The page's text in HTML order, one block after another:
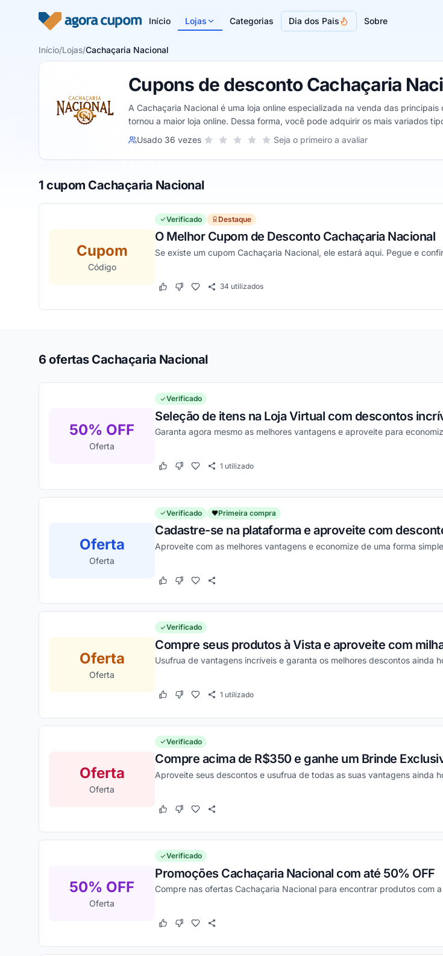
Início Lojas Categorias Dia dos Pais Sobre
Início/Lojas/Cachaçaria Nacional
Cupons de desconto Cachaçaria
A Cachaçaria Nacional é uma loja online especializada na venda das
tornou a maior loja online. Dessa forma, você pode adquirir os mais variados
Usado 36 vezesSua nota para Cachaçaria Nacional, de 1 a 5 estrelas
5 estrelas
4 estrelas
3 estrelas
2 estrelas
1 estrela Seja o primeiro a avaliar
1 cupom Cachaçaria Nacional
Cupom
Código
Verificado Destaque
O Melhor Cupom de Desconto Cachaçaria Nacional
Se existe um cupom Cachaçaria Nacional, ele estará aqui. Pegue e
Este cupom funcionou
Este cupom não funcionou
34 utilizados
6 ofertas Cachaçaria Nacional
50% OFF
Oferta
Verificado
Seleção de itens na Loja Virtual com descontos
Garanta agora mesmo as melhores vantagens e aproveite para
Este cupom funcionou
Este cupom não funcionou
1 utilizado
Oferta
Oferta
Verificado Primeira compra
Cadastre-se na plataforma e aproveite com
Aproveite com as melhores vantagens e economize de uma forma
Este cupom funcionou
Este cupom não funcionou
Oferta
Oferta
Verificado
Compre seus produtos à Vista e aproveite com
Usufrua de vantagens incríveis e garanta os melhores descontos ainda
Este cupom funcionou
Este cupom não funcionou
1 utilizado
Oferta
Oferta
Verificado
Compre acima de R$350 e ganhe um Brinde
Aproveite seus descontos e usufrua de todas as suas vantagens ainda
Este cupom funcionou
Este cupom não funcionou
50% OFF
Oferta
Verificado
Promoções Cachaçaria Nacional com até 50% OFF
Compre nas ofertas Cachaçaria Nacional para encontrar produtos com
Este cupom funcionou
Este cupom não funcionou